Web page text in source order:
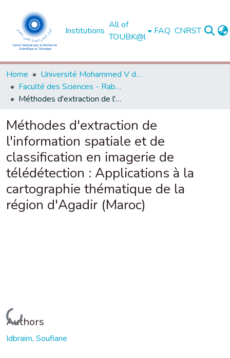
Institutions
All of
TOUBK@l
FAQ CNRST
Home
Université Mohammed V de Rabat
Faculté des Sciences - Rabat
Méthodes d'extraction de l'information spatiale et de classification en imagerie de télédétection : Applications à la cartographie thématique de la région d'Agadir (Maroc)
Méthodes d'extraction de
l'information spatiale et de
classification en imagerie de
télédétection : Applications à la
cartographie thématique de la
région d'Agadir (Maroc)
Loading...
Authors
Idbraim, Soufiane